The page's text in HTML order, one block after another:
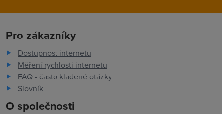
Pro zákazníky
Dostupnost internetu
Měření rychlosti internetu
FAQ - často kladené otázky
Slovník
O společnosti